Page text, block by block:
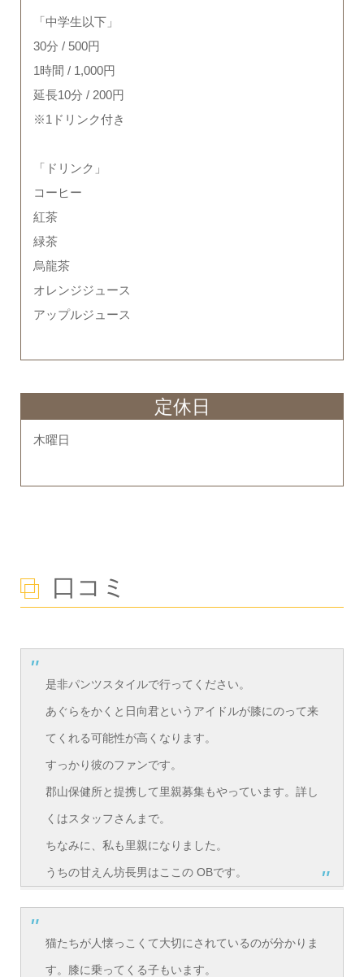
「中学生以下」
30分 / 500円
1時間 / 1,000円
延長10分 / 200円
※1ドリンク付き
「ドリンク」
コーヒー
紅茶
緑茶
烏龍茶
オレンジジュース
アップルジュース
定休日
木曜日
口コミ
是非パンツスタイルで行ってください。
あぐらをかくと日向君というアイドルが膝にのって来
てくれる可能性が高くなります。
すっかり彼のファンです。
郡山保健所と提携して里親募集もやっています。詳し
くはスタッフさんまで。
ちなみに、私も里親になりました。
うちの甘えん坊長男はここの OBです。
猫たちが人懐っこくて大切にされているのが分かりま
す。膝に乗ってくる子もいます。